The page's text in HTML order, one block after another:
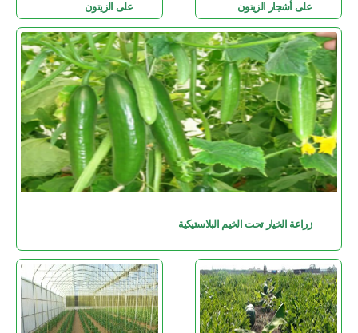
على أشجار الزيتون
على الزيتون
زراعة الخيار تحت الخيم البلاستيكية